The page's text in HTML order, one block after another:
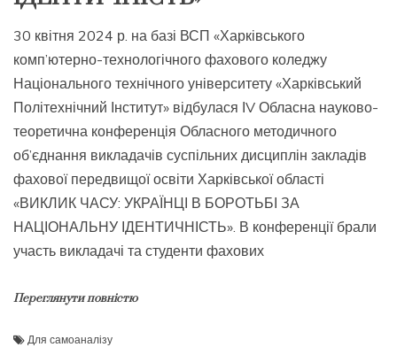
30 квітня 2024 р. на базі ВСП «Харківського
комп’ютерно-технологічного фахового коледжу
Національного технічного університету «Харківський
Політехнічний Інститут» відбулася ІV Обласна науково-
теоретична конференція Обласного методичного
об’єднання викладачів суспільних дисциплін закладів
фахової передвищої освіти Харківської області
«ВИКЛИК ЧАСУ: УКРАЇНЦІ В БОРОТЬБІ ЗА
НАЦІОНАЛЬНУ ІДЕНТИЧНІСТЬ». В конференції брали
участь викладачі та студенти фахових
Переглянути повністю
Для самоаналізу